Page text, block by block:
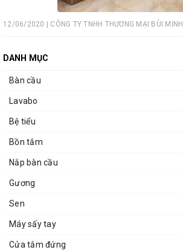
12/06/2020 | CÔNG TY TNHH THƯƠNG MẠI BÙI MINH
DANH MỤC
Bàn cầu
Lavabo
Bệ tiểu
Bồn tắm
Nắp bàn cầu
Gương
Sen
Máy sấy tay
Cửa tắm đứng